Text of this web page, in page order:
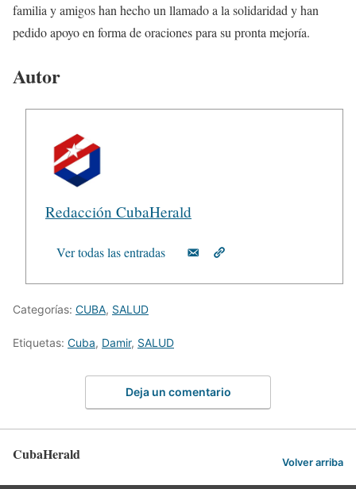
familia y amigos han hecho un llamado a la solidaridad y han
pedido apoyo en forma de oraciones para su pronta mejoría.
Autor
Redacción CubaHerald
Ver todas las entradas
Categorías: CUBA, SALUD
Etiquetas: Cuba, Damir, SALUD
Deja un comentario
CubaHerald Volver arriba